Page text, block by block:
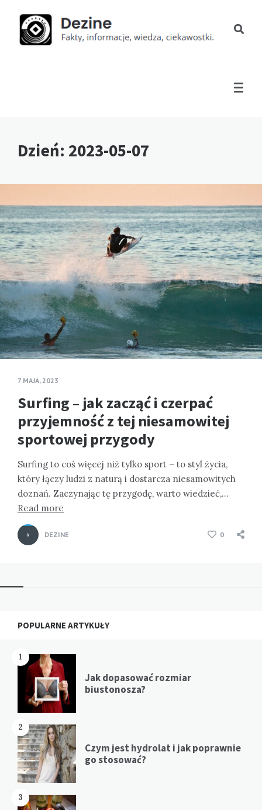
Dzień: 2023-05-07
7 MAJA, 2023
Surfing – jak zacząć i czerpać
przyjemność z tej niesamowitej
sportowej przygody
Surfing to coś więcej niż tylko sport – to styl życia,
który łączy ludzi z naturą i dostarcza niesamowitych
doznań. Zaczynając tę przygodę, warto wiedzieć,…
Read more
DEZINE 0
Widgets
POPULARNE ARTYKUŁY
1
Jak dopasować rozmiar
biustonosza?
2
Czym jest hydrolat i jak poprawnie
go stosować?
3